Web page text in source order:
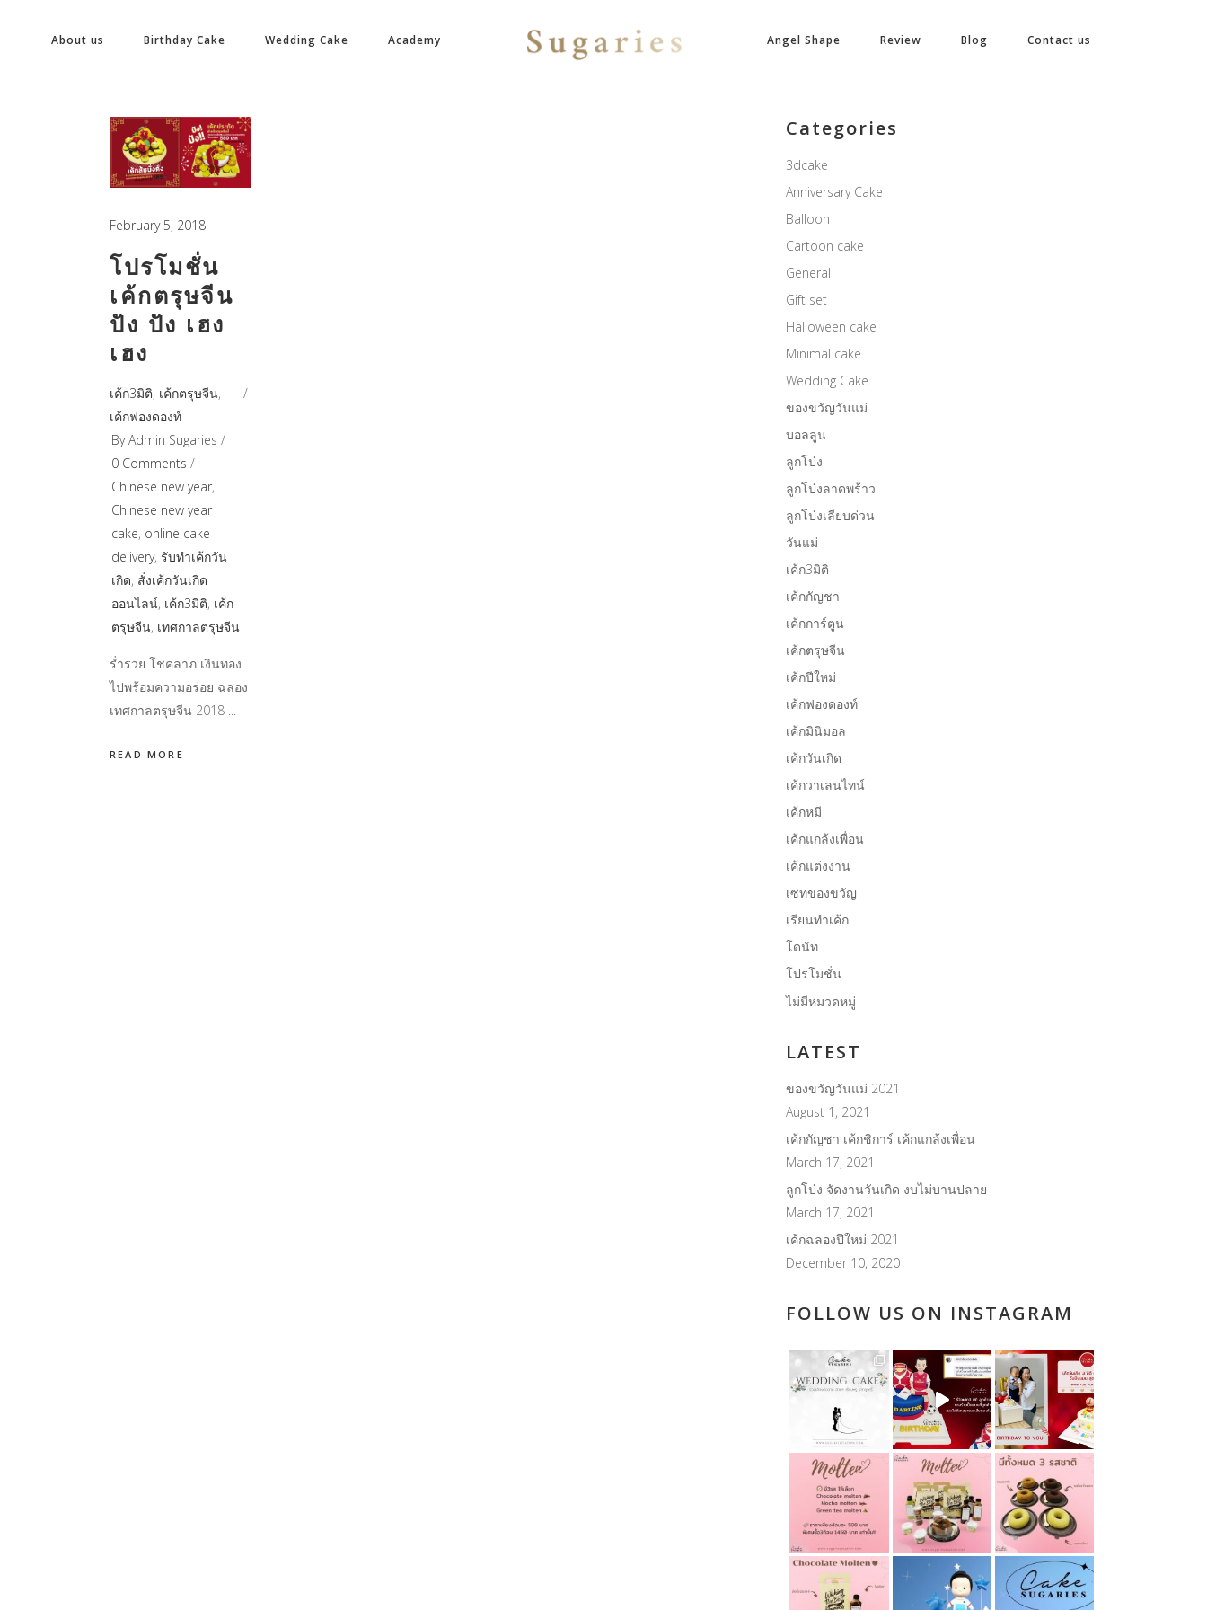
About us Birthday Cake Wedding Cake Academy Angel Shape Review Blog Contact us
February 5, 2018
โปรโมชั่น
เค้กตรุษจีน
ปัง ปัง เฮง
เฮง
เค้ก3มิติ, เค้กตรุษจีน,
เค้กฟองดองท์
ByAdmin Sugaries
0 Comments
Chinese new year,
Chinese new year
cake, online cake
delivery, รับทำเค้กวัน
เกิด, สั่งเค้กวันเกิด
ออนไลน์, เค้ก3มิติ, เค้ก
ตรุษจีน, เทศกาลตรุษจีน
ร่ำรวย โชคลาภ เงินทอง
ไปพร้อมความอร่อย ฉลอง
เทศกาลตรุษจีน 2018
READ MORE
Categories
3dcake
Anniversary Cake
Balloon
Cartoon cake
General
Gift set
Halloween cake
Minimal cake
Wedding Cake
ของขวัญวันแม่
บอลลูน
ลูกโป่ง
ลูกโป่งลาดพร้าว
ลูกโป่งเลียบด่วน
วันแม่
เค้ก3มิติ
เค้กกัญชา
เค้กการ์ตูน
เค้กตรุษจีน
เค้กปีใหม่
เค้กฟองดองท์
เค้กมินิมอล
เค้กวันเกิด
เค้กวาเลนไทน์
เค้กหมี
เค้กแกล้งเพื่อน
เค้กแต่งงาน
เซทของขวัญ
เรียนทำเค้ก
โดนัท
โปรโมชั่น
ไม่มีหมวดหมู่
LATEST
ของขวัญวันแม่ 2021
August 1, 2021
เค้กกัญชา เค้กชิการ์ เค้กแกล้งเพื่อน
March 17, 2021
ลูกโป่ง จัดงานวันเกิด งบไม่บานปลาย
March 17, 2021
เค้กฉลองปีใหม่ 2021
December 10, 2020
FOLLOW US ON INSTAGRAM